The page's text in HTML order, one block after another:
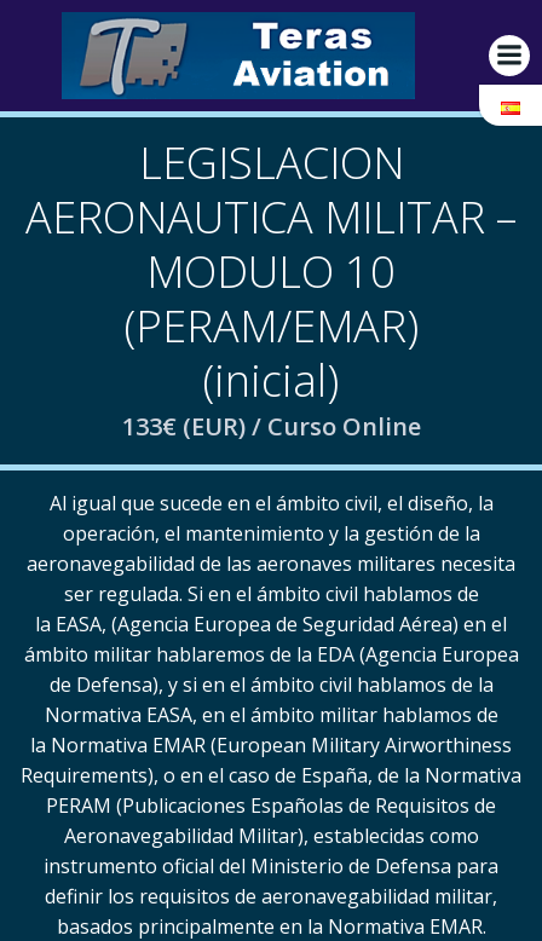
Saltar
al
contenido
LEGISLACION
AERONAUTICA MILITAR –
MODULO 10
(PERAM/EMAR)
(inicial)
133€ (EUR) / Curso Online
Al igual que sucede en el ámbito civil, el diseño, la
operación, el mantenimiento y la gestión de la
aeronavegabilidad de las aeronaves militares necesita
ser regulada. Si en el ámbito civil hablamos de
la EASA, (Agencia Europea de Seguridad Aérea) en el
ámbito militar hablaremos de la EDA (Agencia Europea
de Defensa), y si en el ámbito civil hablamos de la
Normativa EASA, en el ámbito militar hablamos de
la Normativa EMAR (European Military Airworthiness
Requirements), o en el caso de España, de la Normativa
PERAM (Publicaciones Españolas de Requisitos de
Aeronavegabilidad Militar), establecidas como
instrumento oficial del Ministerio de Defensa para
definir los requisitos de aeronavegabilidad militar,
basados principalmente en la Normativa EMAR.